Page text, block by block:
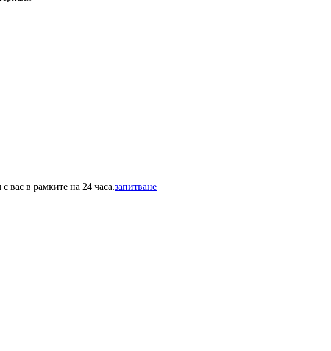
вас в рамките на 24 часа.запитване